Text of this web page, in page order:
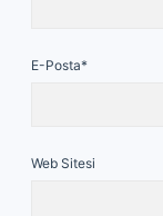
E-Posta*
Web Sitesi